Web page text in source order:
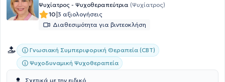
Ψυχίατρος - Ψυχοθεραπεύτρια (Ψυχίατρος)
10|3 αξιολογήσεις
Διαθεσιμότητα για βιντεοκλήση
Γνωσιακή Συμπεριφορική Θεραπεία (CBT)
Ψυχοδυναμική Ψυχοθεραπεία
Σχετικά με την ειδικό